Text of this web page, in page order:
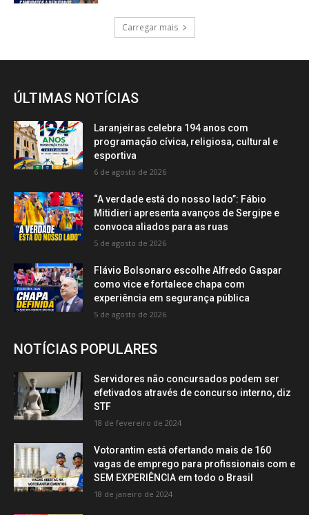
Carregar mais
ÚLTIMAS NOTÍCIAS
Laranjeiras celebra 194 anos com
programação cívica, religiosa, cultural e
esportiva
6 de agosto de 2026
“A verdade está do nosso lado”: Fábio
Mitidieri apresenta avanços de Sergipe e
convoca aliados para as ruas
5 de agosto de 2026
Flávio Bolsonaro escolhe Alfredo Gaspar
como vice e fortalece chapa com
experiência em segurança pública
5 de agosto de 2026
NOTÍCIAS POPULARES
Servidores não concursados podem ser
efetivados através de concurso interno, diz
STF
18 de fevereiro de 2024
Votorantim está ofertando mais de 160
vagas de emprego para profissionais com e
SEM EXPERIÊNCIA em todo o Brasil
18 de janeiro de 2024